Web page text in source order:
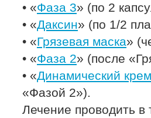
• «Фаза 3» (по 2
• «Даксин» (по 1/2
• «Грязевая маска»
• «Фаза 2» (после
• «Динамический крем
«Фа­зой 2»).
Лечение проводить в